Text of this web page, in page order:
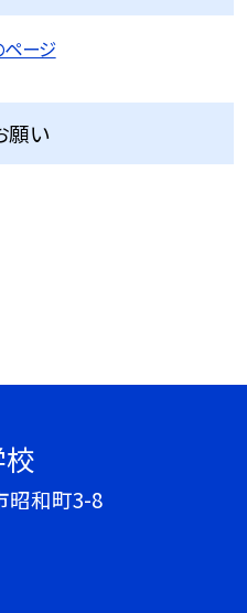
ページ
願い
昭和町3-8